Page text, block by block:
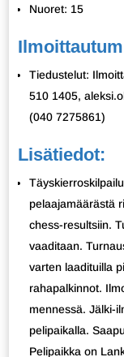
Nuoret: 15
Tiedustelut:
510 1405,
(040 7275861)
Lisätiedot:
pelaajamäärästä
chess-resultsiin.
vaaditaan.
varten laadituilla
rahapalkinnot.
mennessä. Jälki-
pelipaikalla.
Pelipaikka on